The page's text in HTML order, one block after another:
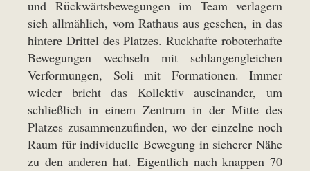
und Rückwärtsbewegungen im Team verlagern
sich allmählich, vom Rathaus aus gesehen, in das
hintere Drittel des Platzes. Ruckhafte roboterhafte
Bewegungen wechseln mit schlangengleichen
Verformungen, Soli mit Formationen. Immer
wieder bricht das Kollektiv auseinander, um
schließlich in einem Zentrum in der Mitte des
Platzes zusammenzufinden, wo der einzelne noch
Raum für individuelle Bewegung in sicherer Nähe
zu den anderen hat. Eigentlich nach knappen 70